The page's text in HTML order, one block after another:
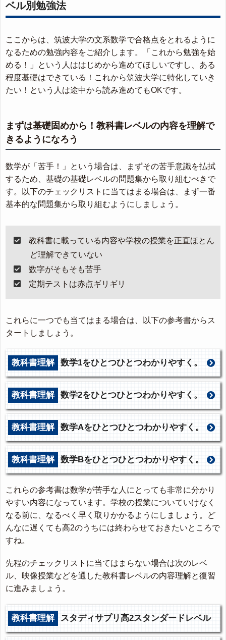
ベル別勉強法
ここからは、筑波大学の文系数学で合格点をとれるように
なるための勉強内容をご紹介します。「これから勉強を始
める！」という人ははじめから進めてほしいですし、ある
程度基礎はできている！これから筑波大学に特化していき
たい！という人は途中から読み進めてもOKです。
まずは基礎固めから！教科書レベルの内容を理解で
きるようになろう
数学が「苦手！」という場合は、まずその苦手意識を払拭
するため、基礎の基礎レベルの問題集から取り組むべきで
す。以下のチェックリストに当てはまる場合は、まず一番
基本的な問題集から取り組むようにしましょう。
教科書に載っている内容や学校の授業を正直ほとん
ど理解できていない
数字がそもそも苦手
定期テストは赤点ギリギリ
これらに一つでも当てはまる場合は、以下の参考書からス
タートしましょう。
教科書理解 数学1をひとつひとつわかりやすく。
教科書理解 数学2をひとつひとつわかりやすく。
教科書理解 数学Aをひとつひとつわかりやすく。
教科書理解 数学Bをひとつひとつわかりやすく。
これらの参考書は数学が苦手な人にとっても非常に分かり
やすい内容になっています。学校の授業についていけなく
なる前に、なるべく早く取りかかるようにしましょう。ど
んなに遅くても高2のうちには終わらせておきたいところで
すね。
先程のチェックリストに当てはまらない場合は次のレベ
ル、映像授業などを通した教科書レベルの内容理解と復習
に進みましょう。
教科書理解 スタディサプリ高2スタンダードレベル